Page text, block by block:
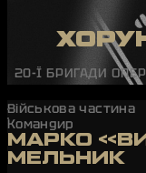
20-Ї БРИГАДИ
Військова частина
Командир
МАРКО
МЕЛЬНИК